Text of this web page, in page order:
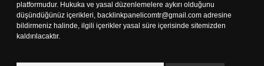
platformudur. Hukuka ve yasal düzenlemelere aykırı olduğunu
düşündüğünüz içerikleri, backlinkpanelicomtr@gmail.com adresine
bildirmeniz halinde, ilgili içerikler yasal süre içerisinde sitemizden
kaldırılacaktır.